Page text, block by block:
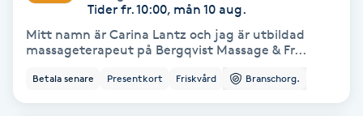
PRP (Platelet Rich Plasma)
Tider fr. 10:00, mån 10 aug.
Mitt namn är Carina Lantz och jag är utbildad
massageterapeut på Bergqvist Massage & Fr...
Betala senare Presentkort Friskvård Branschorg.